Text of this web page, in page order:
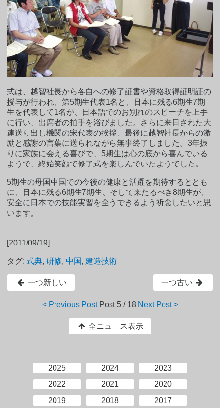
式は、越智社長から各自への修了証書や資格取得証明証の
授与が行われ、第5期生代表1名と、日本に残る6期生7期
生を代表して1名が、日本語でのお別れのスピーチを上手
に行い、出席者の拍手を浴びました。さらに来日された大
連送り出し機関の宋代表の挨拶、最後に越智社長からの激
励と感謝の言葉に送られながら無事終了しました。3年振
りに家族に会える喜びで、5期生は心の底から喜んでいる
ようで、終始笑顔で修了式を楽しんでいたようでした。
5期生の母国中国での今後の健康と活躍を期待するととも
に、日本に残る6期生7期生、そして来たるべき8期生が、
安全に日本での技能実習を全うできるよう祈念したいと思
います。
[2011/09/19]
タグ:式典,研修, 中国 ,建造技術
一つ新しい 一つ古い
< Previous Post Post 5 / 18 Next Post >
全ニュース表示
2025 2024
2023
2022
2021
2020
2019
2018
2017